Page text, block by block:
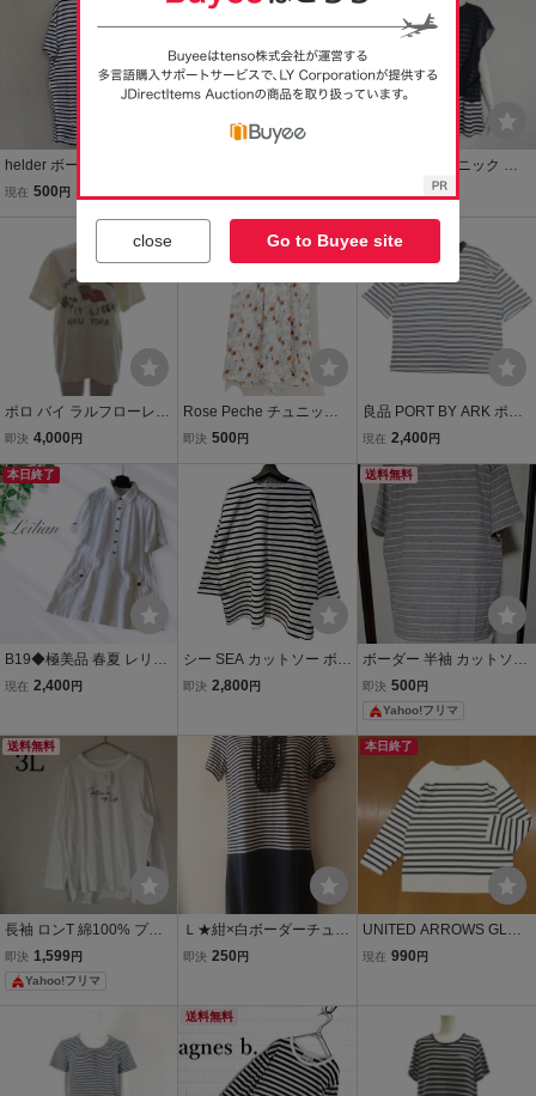
ワイト /YI メンズ
ップス 白 × 青 レディース
L 6286G□
helder ボーダー 半袖Tシ
ャツ カットソー ネイビー
現在 500 円
fantasista チュニック カ
ットソー ボーダー ブラウ
イビー 白 ホワイト レディ
円
ポロ バイ ラルフローレン
Polo by Ralph Lauren Ｔ
繍 星条旗 白 ホワイト L
即決 4,000 円
Rose Peche チュニック L
新品 花柄 ノースリーブ ホ
シュ 防菌防臭 プルオーバ
ー レディース カットソー
即決 500 円
良品 PORT BY ARK ポー
トバイアーク オーバーサ
ットソー トップス 半袖 1
白 ホワイト 黒 ブラック
現在 2,400 円
本日終了
B19◆極美品 春夏 レリア
ン Leilian 大きいサイズ 1
い 麻 リネン チュニック
カットソー 白
現在 2,400 円
シー SEA カットソー ボー
ダー柄 F 白 ホワイト 黒
即決 2,800 円
送料無料
ボーダー 半袖 カットソー
チュニック グレー×ピン
ク×ホワイト Tシャツ 【3
L】
即決 500 円
Yahoo!フリマ
送料無料
長袖 ロンT 綿100% プル
オーバー チュニック ロゴ
T 大きいサイズ 3L カット
ソー トップス Tシャツ ホ
即決 1,599円
Yahoo!フリマ
Ｌ★紺×白ボーダーチュニ
ックカットソー
即決 250 円
本日終了
UNITED ARROWS GLR
ユナイテッドアローズ オ
チュニック カットソー T
シャツ レディース
現在 990 円
送料無料
close Go to Buyee site